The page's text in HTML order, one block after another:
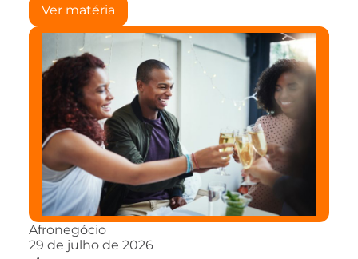
Ver matéria
Afronegócio
29 de julho de 2026